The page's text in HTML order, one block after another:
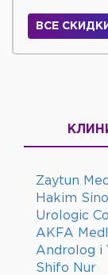
ВСЕ СКИДКИ
Zaytun
Hakim
Urologic
AKFA
Androlog i
Shifo Nur